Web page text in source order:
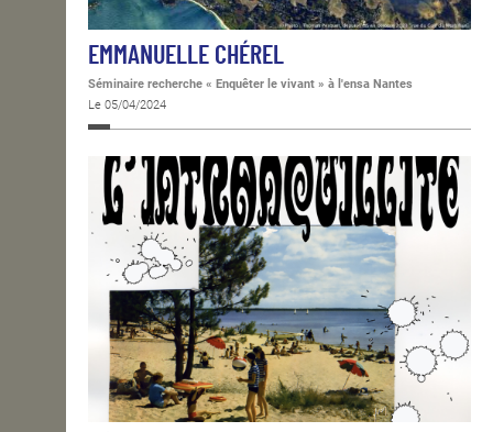
EMMANUELLE CHÉREL
Séminaire recherche « Enquêter le vivant » à l'ensa Nantes
Le 05/04/2024